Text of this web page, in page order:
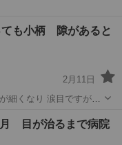
も小柄 隙があると
2月11日
細くなり 涙目ですが
目が治るまで病院